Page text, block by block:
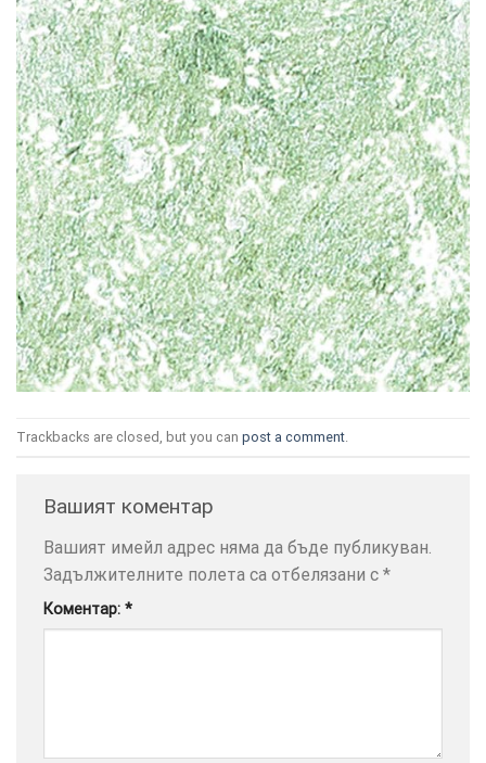
Trackbacks are closed, but you can post a comment
Вашият коментар
Вашият имейл адрес няма да бъде публикуван.
Задължителните полета са отбелязани с *
Коментар: *
× ТОЗИ
САЙТ
ИЗПОЛЗВА
ПОВЕЧЕ
ДА
НАМЕРИТЕ
ТУК.
УСЛУГИ ОПЦИИ